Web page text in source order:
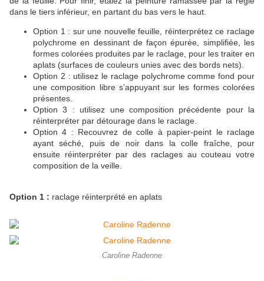
dans le tiers inférieur, en partant du bas vers le haut.
Option 1 : sur une nouvelle feuille, réinterprétez ce raclage
polychrome en dessinant de façon épurée, simplifiée, les
formes colorées produites par le raclage, pour les traiter en
aplats (surfaces de couleurs unies avec des bords nets).
Option 2 : utilisez le raclage polychrome comme fond pour
une composition libre s’appuyant sur les formes colorées
présentes.
Option 3 : utilisez une composition précédente pour la
réinterpréter par détourage dans le raclage.
Option 4 : Recouvrez de colle à papier-peint le raclage
ayant séché, puis de noir dans la colle fraîche, pour
ensuite réinterpréter par des raclages au couteau votre
composition de la veille.
Option 1 : raclage réinterprété en aplats
Caroline Radenne